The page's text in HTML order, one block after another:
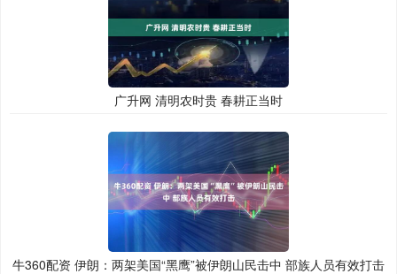
广升网 清明农时贵 春耕正当时
牛360配资 伊朗：两架美国“黑鹰”被伊朗山民击中 部族人员有效打击